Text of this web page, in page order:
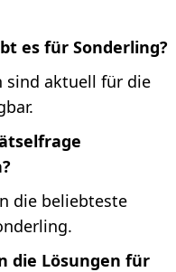
es für Sonderling?
sind aktuell für die
die beliebteste
die Lösungen für